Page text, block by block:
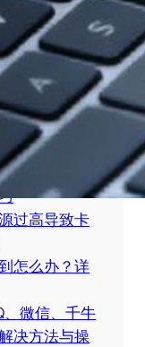
么办？彻底
办？详细解
过高导致卡
怎么办？详
微信、千牛
决方法与操